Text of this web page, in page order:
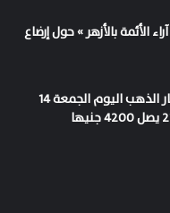
الأئمة بالأزهر » حول إرضاع
ارتفاع جديد في اسعار الذهب اليوم الجمعة 14